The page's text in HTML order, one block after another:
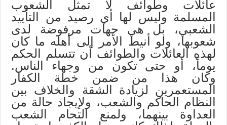
عائلات وطوائف لا تمثل الشعوب
المسلمة وليس لها أي رصيد من التأييد
الشعبي، بل هي جهات مرفوضة لدى
شعوبها، ولو أنيط الأمر إلى أهله ما كان
لهذه العائلات والطوائف أن تتسلم الحكم
يوماً، أو حتى تكون من وجهاء الناس.
وكان هذا من ضمن خطة الكفار
المستعمرين لزيادة الشقة والخلاف بين
النظام الحاكم والشعب، ولإيجاد حالة من
العداوة بينهما، ولمنع التحام الشعب